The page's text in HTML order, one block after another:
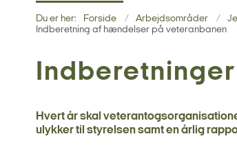
Du er her: Forside Arbejdsområder
Indberetning af hændelser på veteranbanen
Hvert år skal
ulykker til styrelsen samt en årlig